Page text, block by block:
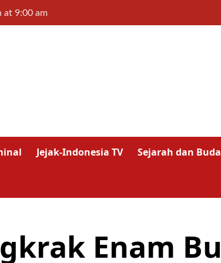
at 9:00 am
Jejak-Indonesia TV Sejarah dan
Enam